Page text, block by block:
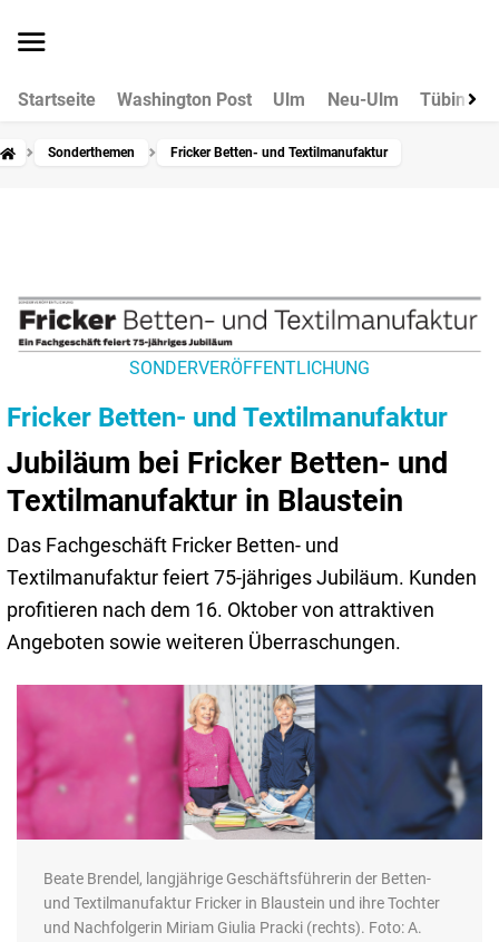
Startseite Washington Post Ulm Neu-Ulm Tübingen
Sonderthemen Fricker Betten- und Textilmanufaktur
SONDERVERÖFFENTLICHUNG
Fricker Betten- und Textilmanufaktur
Jubiläum bei Fricker Betten- und
Textilmanufaktur in Blaustein
Das Fachgeschäft Fricker Betten- und
Textilmanufaktur feiert 75-jähriges Jubiläum. Kunden
profitieren nach dem 16. Oktober von attraktiven
Angeboten sowie weiteren Überraschungen.
Beate Brendel, langjährige Geschäftsführerin der Betten-
und Textilmanufaktur Fricker in Blaustein und ihre Tochter
und Nachfolgerin Miriam Giulia Pracki (rechts). Foto: A.